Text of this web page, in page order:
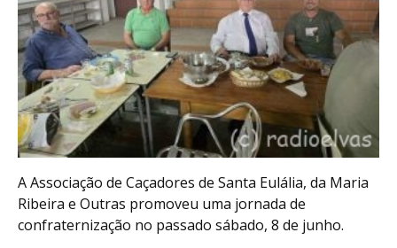
A Associação de Caçadores de Santa Eulália, da Maria
Ribeira e Outras promoveu uma jornada de
confraternização no passado sábado, 8 de junho.